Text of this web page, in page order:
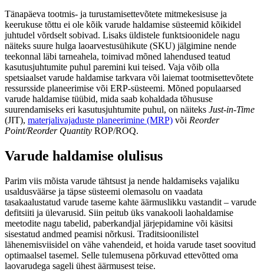
Tänapäeva tootmis- ja turustamisettevõtete mitmekesisuse ja
keerukuse tõttu ei ole kõik varude haldamise süsteemid kõikidel
juhtudel võrdselt sobivad. Lisaks üldistele funktsioonidele nagu
näiteks suure hulga laoarvestusühikute (SKU) jälgimine nende
teekonnal läbi tarneahela, toimivad mõned lahendused teatud
kasutusjuhtumite puhul paremini kui teised. Vaja võib olla
spetsiaalset varude haldamise tarkvara või laiemat tootmisettevõtete
ressursside planeerimise või ERP-süsteemi. Mõned populaarsed
varude haldamise tüübid, mida saab kohaldada tõhususe
suurendamiseks eri kasutusjuhtumite puhul, on näiteks Just-in-Time
(JIT), materjalivajaduste planeerimine (MRP) või Reorder
Point/Reorder Quantity ROP/ROQ.
Varude haldamise olulisus
Parim viis mõista varude tähtsust ja nende haldamiseks vajaliku
usaldusväärse ja täpse süsteemi olemasolu on vaadata
tasakaalustatud varude taseme kahte äärmuslikku vastandit – varude
defitsiiti ja ülevarusid. Siin peitub üks vanakooli laohaldamise
meetodite nagu tabelid, paberkandjal järjepidamine või käsitsi
sisestatud andmed peamisi nõrkusi. Traditsioonilistel
lähenemisviisidel on vähe vahendeid, et hoida varude taset soovitud
optimaalsel tasemel. Selle tulemusena põrkuvad ettevõtted oma
laovarudega sageli ühest äärmusest teise.